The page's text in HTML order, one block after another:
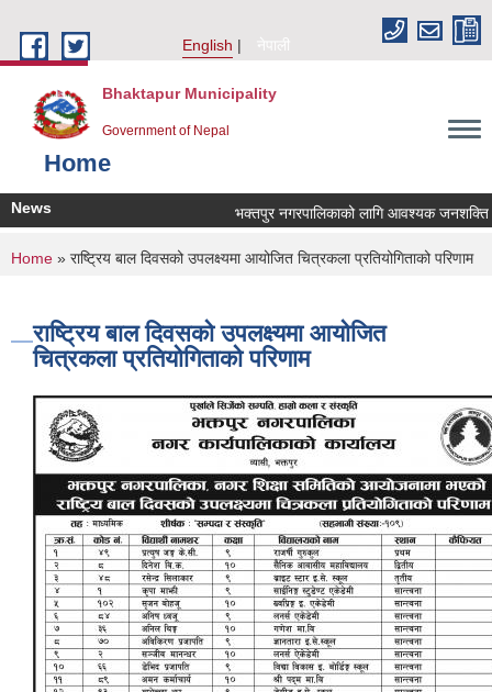
English
नेपाली
Bhaktapur Municipality
Government of Nepal
Home
News भक्तपुर नगरपालिकाको लागि आवश्यक जनशक्ति
You are here
Home » राष्ट्रिय बाल दिवसको उपलक्ष्यमा आयोजित चित्रकला प्रतियोगिताको परिणाम
राष्ट्रिय बाल दिवसको उपलक्ष्यमा आयोजित
चित्रकला प्रतियोगिताको परिणाम